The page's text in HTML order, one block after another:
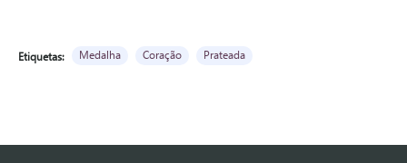
Etiquetas: Medalha Coração Prateada